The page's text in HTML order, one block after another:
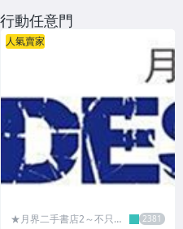
行動任意門
人氣賣家
★月界二手書店2～不只是